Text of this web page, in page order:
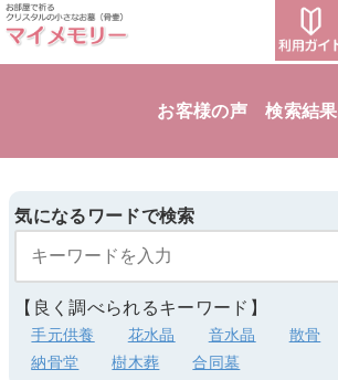
お客様の声 検索結果
気になるワードで検索
【良く調べられるキーワード】
手元供養 花水晶 音水晶 散骨
納骨堂
樹木葬 合同墓